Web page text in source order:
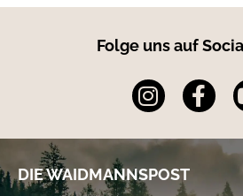
Folge uns auf
DIE WAIDMANNSPOST